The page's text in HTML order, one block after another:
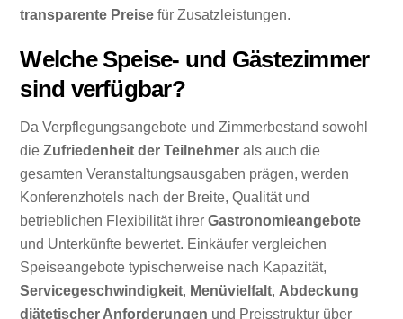
transparente Preise für Zusatzleistungen.
Welche Speise- und Gästezimmer
sind verfügbar?
Da Verpflegungsangebote und Zimmerbestand sowohl
dieZufriedenheit der Teilnehmer als auch die
gesamten Veranstaltungsausgaben prägen, werden
Konferenzhotels nach der Breite, Qualität und
betrieblichen Flexibilität ihrerGastronomieangebote
und Unterkünfte bewertet. Einkäufer vergleichen
Speiseangebote typischerweise nach Kapazität,
Servicegeschwindigkeit, Menüvielfalt, Abdeckung
diätetischer Anforderungen und Preisstruktur über